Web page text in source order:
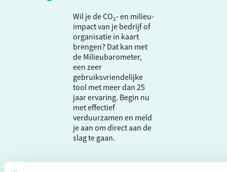
Wil je de CO₂- en milieu-
impact van je bedrijf of
organisatie in kaart
brengen? Dat kan met
de Milieubarometer,
een zeer
gebruiksvriendelijke
tool met meer dan 25
jaar ervaring. Begin nu
met effectief
verduurzamen en meld
je aan om direct aan de
slag te gaan.